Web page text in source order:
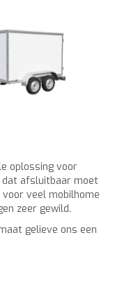
oplossing voor
afsluitbaar moet
voor veel mobilhome
zeer gewild.
gelieve ons een